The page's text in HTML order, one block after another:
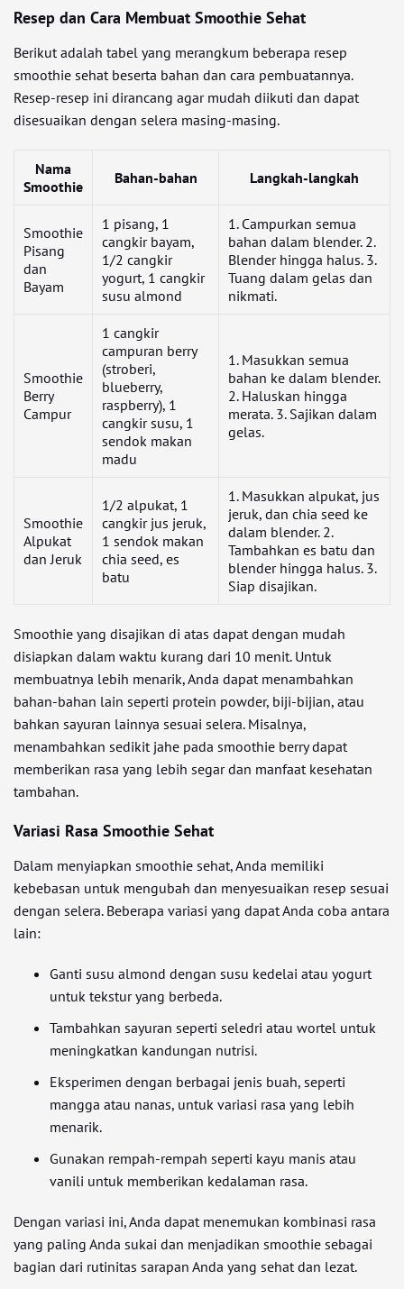
Resep dan Cara Membuat Smoothie Sehat
Berikut adalah tabel yang merangkum beberapa resep
smoothie sehat beserta bahan dan cara pembuatannya.
Resep-resep ini dirancang agar mudah diikuti dan dapat
disesuaikan dengan selera masing-masing.
Nama
Smoothie
Bahan-bahan Langkah-langkah
Smoothie
Pisang
dan
Bayam
1 pisang, 1
cangkir bayam,
1/2 cangkir
yogurt, 1 cangkir
susu almond
1. Campurkan semua
bahan dalam blender. 2.
Blender hingga halus. 3.
Tuang dalam gelas dan
nikmati.
Smoothie
Berry
Campur
1 cangkir
campuran berry
(stroberi,
blueberry,
raspberry), 1
cangkir susu, 1
sendok makan
madu
1. Masukkan semua
bahan ke dalam blender.
2. Haluskan hingga
merata. 3. Sajikan dalam
gelas.
Smoothie
Alpukat
dan Jeruk
1/2 alpukat, 1
cangkir jus jeruk,
1 sendok makan
chia seed, es
batu
1. Masukkan alpukat, jus
jeruk, dan chia seed ke
dalam blender. 2.
Tambahkan es batu dan
blender hingga halus. 3.
Siap disajikan.
Smoothie yang disajikan di atas dapat dengan mudah
disiapkan dalam waktu kurang dari 10 menit. Untuk
membuatnya lebih menarik, Anda dapat menambahkan
bahan-bahan lain seperti protein powder, biji-bijian, atau
bahkan sayuran lainnya sesuai selera. Misalnya,
menambahkan sedikit jahe pada smoothie berry dapat
memberikan rasa yang lebih segar dan manfaat kesehatan
tambahan.
Variasi Rasa Smoothie Sehat
Dalam menyiapkan smoothie sehat, Anda memiliki
kebebasan untuk mengubah dan menyesuaikan resep sesuai
dengan selera. Beberapa variasi yang dapat Anda coba antara
lain:
Ganti susu almond dengan susu kedelai atau yogurt
untuk tekstur yang berbeda.
Tambahkan sayuran seperti seledri atau wortel untuk
meningkatkan kandungan nutrisi.
Eksperimen dengan berbagai jenis buah, seperti
mangga atau nanas, untuk variasi rasa yang lebih
menarik.
Gunakan rempah-rempah seperti kayu manis atau
vanili untuk memberikan kedalaman rasa.
Dengan variasi ini, Anda dapat menemukan kombinasi rasa
yang paling Anda sukai dan menjadikan smoothie sebagai
bagian dari rutinitas sarapan Anda yang sehat dan lezat.